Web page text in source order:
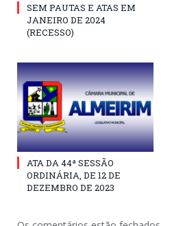
SEM PAUTAS E ATAS EM
JANEIRO DE 2024
(RECESSO)
ATA DA 44ª SESSÃO
ORDINÁRIA, DE 12 DE
DEZEMBRO DE 2023